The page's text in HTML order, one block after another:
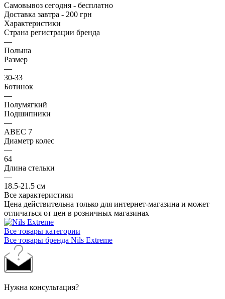
Самовывоз сегодня - бесплатно
Доставка завтра - 200 грн
Характеристики
Страна регистрации бренда
—
Польша
Размер
—
30-33
Ботинок
—
Полумягкий
Подшипники
—
ABEC 7
Диаметр колес
—
64
Длина стельки
—
18.5-21.5 см
Все характеристики
Цена действительна только для интернет-магазина и может
отличаться от цен в розничных магазинах
Все товары категории
Все товары бренда Nils Extreme
Нужна консультация?